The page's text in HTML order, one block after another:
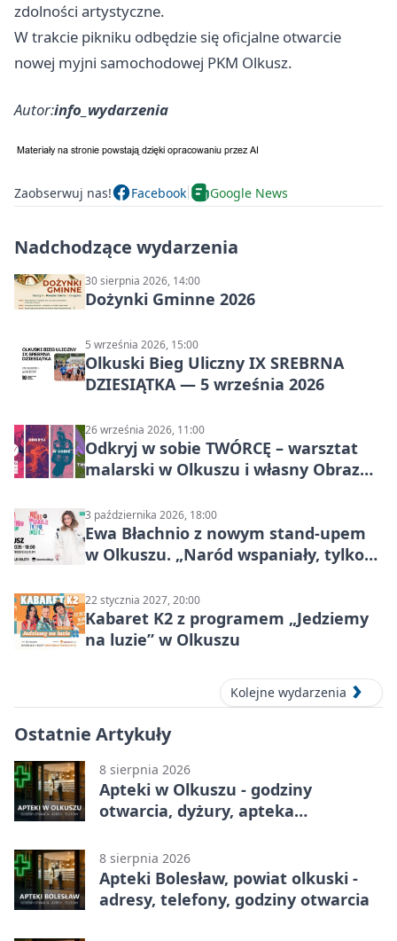
zdolności artystyczne.
W trakcie pikniku odbędzie się oficjalne otwarcie
nowej myjni samochodowej PKM Olkusz.
Autor:info_wydarzenia
Zaobserwuj nas! Facebook Google News
Nadchodzące wydarzenia
30 sierpnia 2026, 14:00
Dożynki Gminne 2026
5 września 2026, 15:00
Olkuski Bieg Uliczny IX SREBRNA
DZIESIĄTKA — 5 września 2026
26 września 2026, 11:00
Odkryj w sobie TWÓRCĘ – warsztat
malarski w Olkuszu i własny Obraz
3 października 2026, 18:00
Ewa Błachnio z nowym stand-upem
w Olkuszu. „Naród wspaniały, tylko
22 stycznia 2027, 20:00
Kabaret K2 z programem „Jedziemy
na luzie” w Olkuszu
Kolejne wydarzenia
Ostatnie Artykuły
8 sierpnia 2026
Apteki w Olkuszu - godziny
otwarcia, dyżury, apteka
8 sierpnia 2026
Apteki Bolesław, powiat olkuski -
adresy, telefony, godziny otwarcia